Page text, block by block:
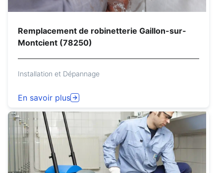
Remplacement de robinetterie Gaillon-sur-
Montcient (78250)
Installation et Dépannage
En savoir plus